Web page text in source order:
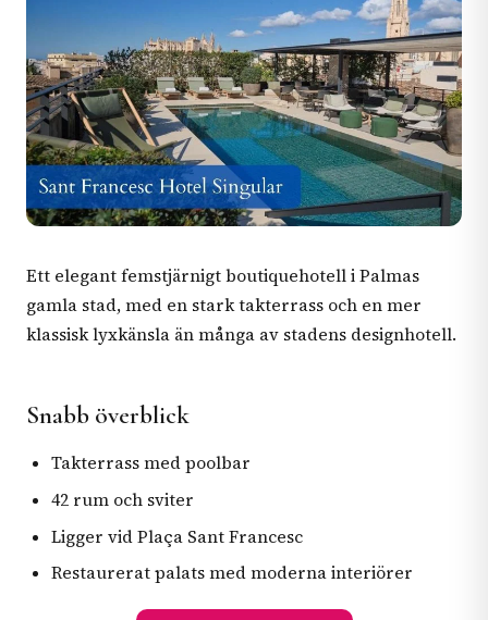
Ett elegant femstjärnigt boutiquehotell i Palmas
gamla stad, med en stark takterrass och en mer
klassisk lyxkänsla än många av stadens designhotell.
Snabb överblick
Takterrass med poolbar
42 rum och sviter
Ligger vid Plaça Sant Francesc
Restaurerat palats med moderna interiörer